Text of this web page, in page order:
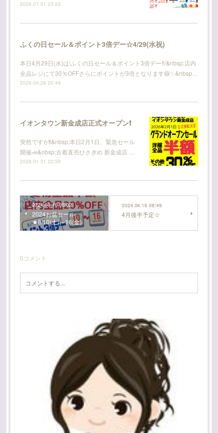
2026.07.31 23:22
ふくの日セール＆ポイント3倍デー☆4/29(水祝)
本日4月29日(水)は\ふくの日セール＆ポイント3倍デー‼️/&nbsp;店内
全品レジにて30％OFFさらにポイントが3倍となります😆✨&nbsp…
2026.04.28 20:49
イオンタウン新金成店正式オープン❗
突然ですが❗️&nbsp;本日2月1日、緊急セール
開催📣&nbsp;古着直売ひさぎめ 新金成店 …
2026.01.31 22:59
2024.08.10 00:02
2024お盆セール
★8/10(土)～16(金)
2024.04.16 08:49
4月後半予定☆
0コメント